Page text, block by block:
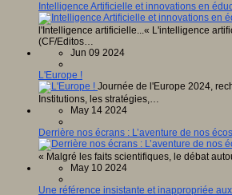
Intelligence Artificielle et innovations en
l'Intelligence artificielle...« L'intelligence
(CF/Editos…
Jun 09 2024
L'Europe !
Journée de l'Europe 2024,
Institutions, les stratégies,…
May 14 2024
Derrière nos écrans : L’aventure de nos
« Malgré les faits scientifiques, le débat
May 10 2024
Une référence insistante et inappropriée